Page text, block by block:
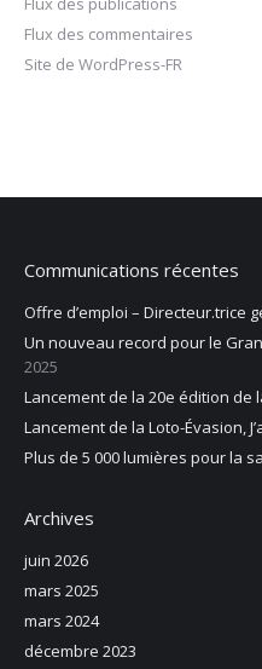
Flux des commentaires
Site de WordPress-FR
Communications récentes
Offre d’emploi – Directeur.trice
Un nouveau record pour le
2025
Lancement de la 20e édition de
Lancement de la Loto-Évasion,
Plus de 5 000 lumières pour la
Archives
juin 2026
mars 2025
mars 2024
décembre 2023